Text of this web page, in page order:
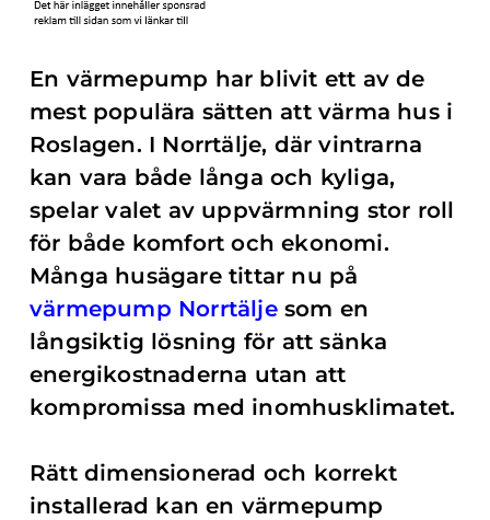
En värmepump har blivit ett av de
mest populära sätten att värma hus i
Roslagen. I Norrtälje, där vintrarna
kan vara både långa och kyliga,
spelar valet av uppvärmning stor roll
för både komfort och ekonomi.
Många husägare tittar nu på
värmepump Norrtäljesom en
långsiktig lösning för att sänka
energikostnaderna utan att
kompromissa med inomhusklimatet.
Rätt dimensionerad och korrekt
installerad kan en värmepump